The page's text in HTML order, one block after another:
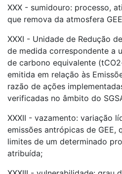
XXX - sumidouro: processo,
que remova da atmosfera
XXXI - Unidade de Redução
de medida correspondente a
de carbono equivalente
emitida em relação às
razão de ações
verificadas no âmbito do
XXXII - vazamento: variação
emissões antrópicas de GEE,
limites de um determinado
atribuída;